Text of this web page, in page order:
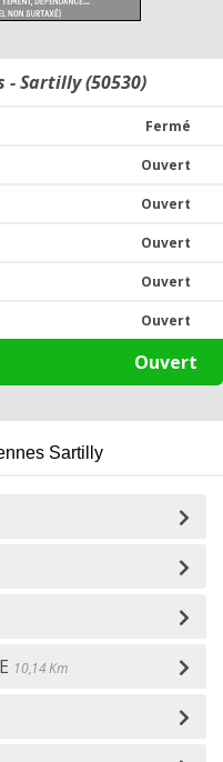
- Sartilly (50530)
Fermé
Ouvert
Ouvert
Ouvert
Ouvert
Ouvert
Ouvert
Sartilly
10,14 Km